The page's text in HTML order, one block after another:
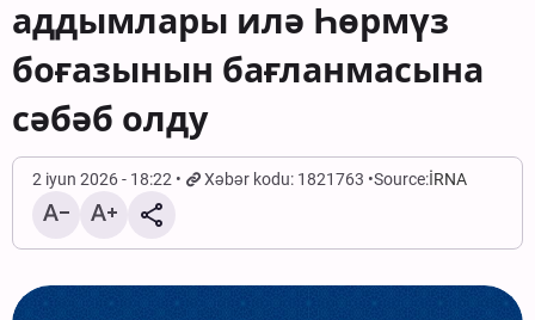
аддымлары илә Һөрмүз
боғазынын бағланмасына
сәбәб олду
2 iyun 2026 - 18:22 Xəbər kodu: 1821763 Source:İRNA